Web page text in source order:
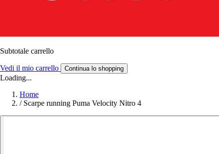
Subtotale carrello
Vedi il mio carrello Continua lo shopping
Loading...
Home
/ Scarpe running Puma Velocity Nitro 4